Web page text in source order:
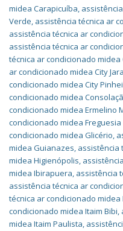
midea Carapicuíba,
Verde, assistência técnica ar
assistência técnica ar
assistência técnica ar
técnica ar condicionado midea
ar condicionado midea City
condicionado midea City
condicionado midea
condicionado midea Ermelino
condicionado midea Freguesia
condicionado midea Glicério,
midea Guianazes, assistência
midea Higienópolis,
midea Ibirapuera, assistência
assistência técnica ar
técnica ar condicionado midea
condicionado midea Itaim Bibi,
midea Itaim Paulista,